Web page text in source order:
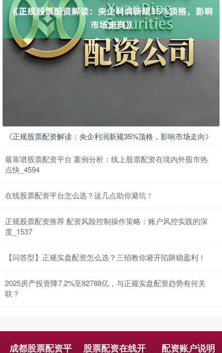
《正规股票配资解读：央企利润新规35%顶格，影响市场走向》
最靠谱股票配资平台 案例分析：线上股票配资在境内外股市热
点快_4594
在线股票配资平台怎么选？这几点助你避坑！
正规股票配资推荐 配资风险控制操作策略：账户风控实践的深
度_1537
【问答型】正规实盘配资怎么选？三招教你避开陷阱稳盈利！
2025房产投资降7.2%至82788亿，与正规实盘配资趋势有何关
联？
成都股票配资平 股票配资在线开 配资账户说明